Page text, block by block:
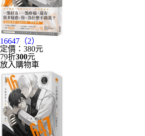
16647（2）
定價：380元
79折300元
放入購物車